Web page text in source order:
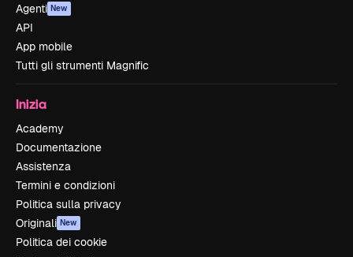
Agenti New
API
App mobile
Tutti gli strumenti Magnific
Inizia
Academy
Documentazione
Assistenza
Termini e condizioni
Politica sulla privacy
Originali New
Politica dei cookie